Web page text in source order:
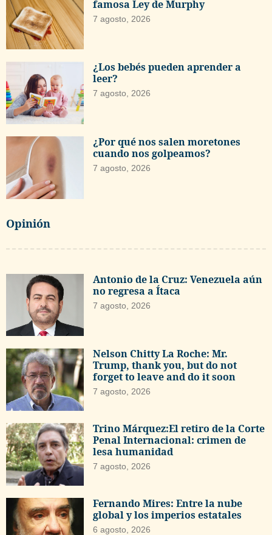
famosa Ley de Murphy
7 agosto, 2026
¿Los bebés pueden aprender a
leer?
7 agosto, 2026
¿Por qué nos salen moretones
cuando nos golpeamos?
7 agosto, 2026
Opinión
Antonio de la Cruz: Venezuela aún
no regresa a Ítaca
7 agosto, 2026
Nelson Chitty La Roche: Mr.
Trump, thank you, but do not
forget to leave and do it soon
7 agosto, 2026
Trino Márquez:El retiro de la Corte
Penal Internacional: crimen de
lesa humanidad
7 agosto, 2026
Fernando Mires: Entre la nube
global y los imperios estatales
6 agosto, 2026